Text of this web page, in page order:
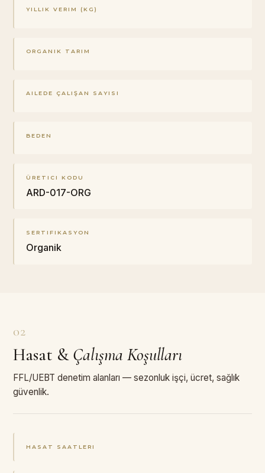
YILLIK VERIM (KG)
ORGANIK TARIM
AILEDE ÇALIŞAN SAYISI
BEDEN
ÜRETICI KODU
ARD-017-ORG
SERTIFIKASYON
Organik
02
Hasat & Çalışma Koşulları
FFL/UEBT denetim alanları — sezonluk işçi, ücret, sağlık
güvenlik.
HASAT SAATLERI